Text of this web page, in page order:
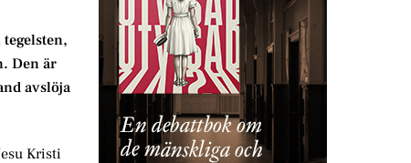
Den är
avslöja
Kristi